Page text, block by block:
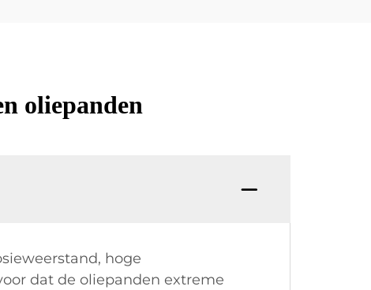
oliepanden
hoge
dat de oliepanden extreme